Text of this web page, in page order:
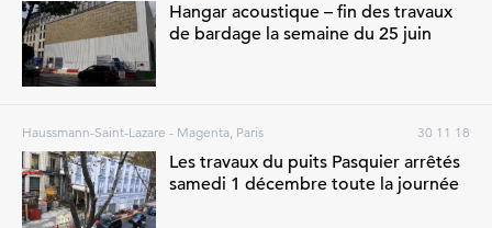
Hangar acoustique – fin des travaux
de bardage la semaine du 25 juin
Haussmann-Saint-Lazare - Magenta, Paris 30 11 18
Les travaux du puits Pasquier arrêtés
samedi 1 décembre toute la journée